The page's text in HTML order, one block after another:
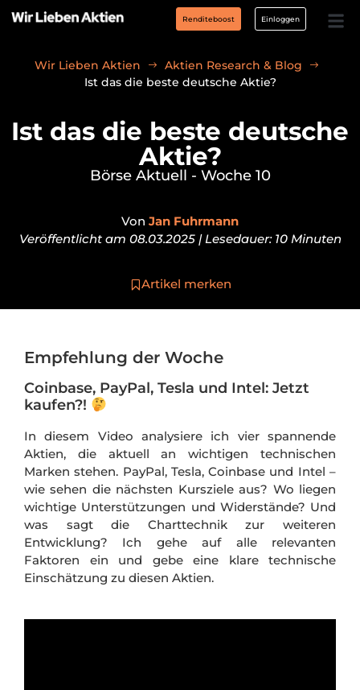
Renditeboost Einloggen
Wir Lieben Aktien
Aktien Research & Blog
Ist das die beste deutsche Aktie?
Ist das die beste deutsche
Aktie?
Börse Aktuell - Woche 10
Von Jan Fuhrmann
Veröffentlicht am 08.03.2025 | Lesedauer: 10 Minuten
Artikel merken
Empfehlung der Woche
Coinbase, PayPal, Tesla und Intel: Jetzt
kaufen?!
In diesem Video analysiere ich vier spannende
Aktien, die aktuell an wichtigen technischen
Marken stehen. PayPal, Tesla, Coinbase und Intel –
wie sehen die nächsten Kursziele aus? Wo liegen
wichtige Unterstützungen und Widerstände? Und
was sagt die Charttechnik zur weiteren
Entwicklung? Ich gehe auf alle relevanten
Faktoren ein und gebe eine klare technische
Einschätzung zu diesen Aktien.